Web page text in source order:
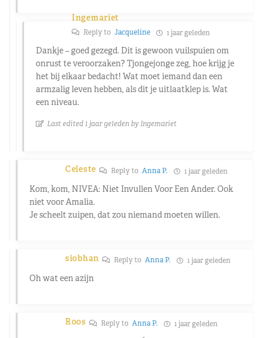
Ingemariet
Reply to Jacqueline 1 jaar geleden
Dankje – goed gezegd. Dit is gewoon vuilspuien om
onrust te veroorzaken? Tjongejonge zeg, hoe krijg je
het bij elkaar bedacht! Wat moet iemand dan een
armzalig leven hebben, als dit je uitlaatklep is. Wat
een niveau.
Last edited 1 jaar geleden by Ingemariet
Celeste Reply to Anna P. 1 jaar geleden
Kom, kom, NIVEA: Niet Invullen Voor Een Ander. Ook
niet voor Amalia.
Je scheelt zuipen, dat zou niemand moeten willen.
siobhan Reply to Anna P. 1 jaar geleden
Oh wat een azijn
Roos Reply to Anna P. 1 jaar geleden